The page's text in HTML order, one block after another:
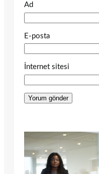
Ad
E-posta
İnternet sitesi